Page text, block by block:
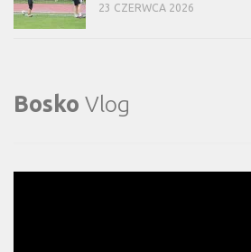
23 CZERWCA 2026
Bosko Vlog